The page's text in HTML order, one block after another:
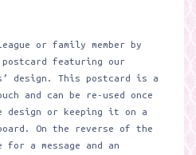
or family member by
featuring our
design. This postcard is a
and can be re-used once
design or keeping it on a
On the reverse of the
a message and an